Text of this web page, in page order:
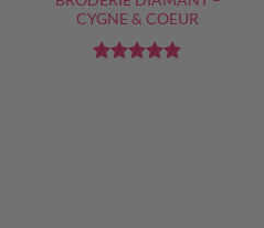
CYGNE & COEUR